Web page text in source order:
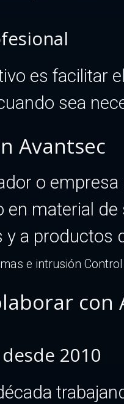
es facilitar
sea
Avantsec
o
en material
y a productos
e intrusión
con
2010